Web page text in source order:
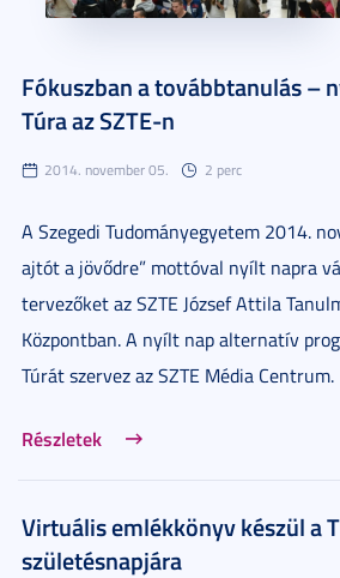
Fókuszban a továbbtanulás –
Túra az SZTE-n
2014. november 05. 2 perc
A Szegedi Tudományegyetem 2014.
ajtót a jövődre” mottóval nyílt napra
tervezőket az SZTE József Attila
Központban. A nyílt nap alternatív
Túrát szervez az SZTE Média Centrum.
Részletek
Virtuális emlékkönyv készül a
születésnapjára